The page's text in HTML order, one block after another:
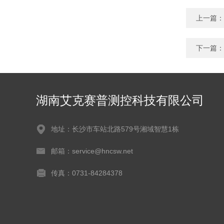
上一篇：
下一篇：
湖南艾克赛普测控科技有限公司
地址：长沙市车站北路579号湘域智慧1栋
邮箱：service@hncsw.net
传真：0731-84284378